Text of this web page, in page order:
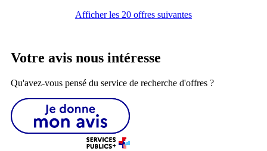
Afficher les 20 offres suivantes
Votre avis nous intéresse
Qu'avez-vous pensé du service de recherche d'offres ?